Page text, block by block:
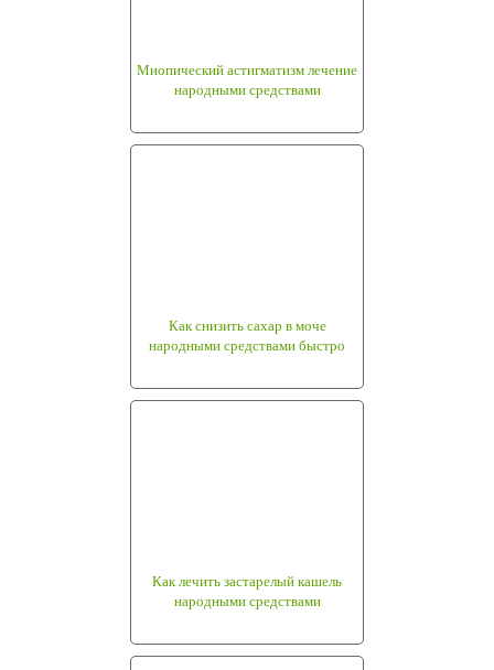
Миопический астигматизм лечение
народными средствами
Как снизить сахар в моче
народными средствами быстро
Как лечить застарелый кашель
народными средствами